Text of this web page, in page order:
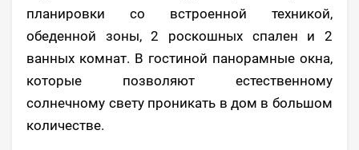
планировки со встроенной техникой,
обеденной зоны, 2 роскошных спален и 2
ванных комнат. В гостиной панорамные окна,
которые позволяют естественному
солнечному свету проникать в дом в большом
количестве.